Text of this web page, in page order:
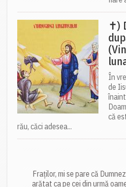
✝)
În
de
că
rău, căci adesea...
Fraților, mi se pare că
arătat ca pe cei din urmă